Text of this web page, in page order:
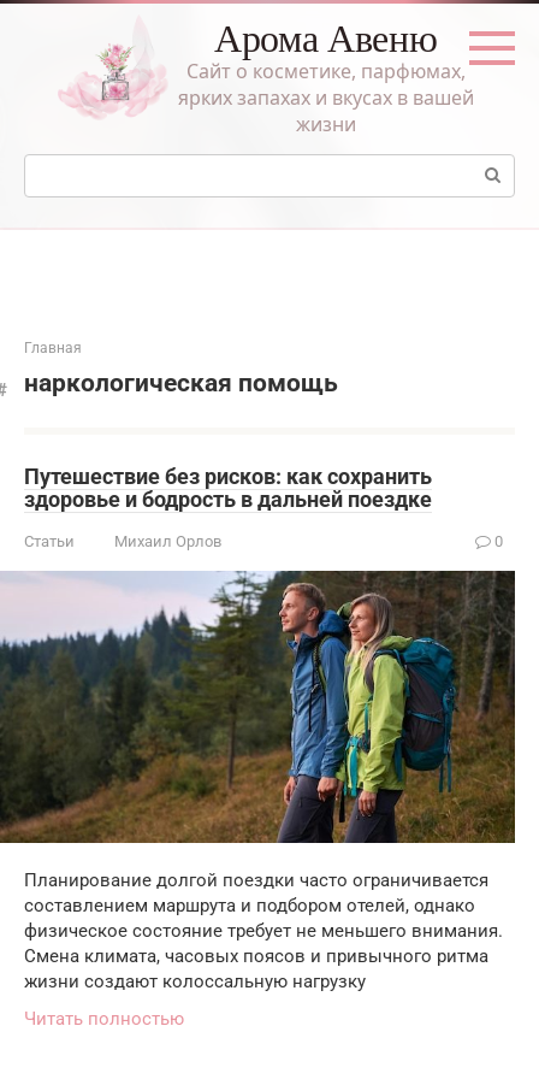
Перейти
Арома Авеню
Сайт о косметике, парфюмах,
ярких запахах и вкусах в вашей
жизни
Поиск:
Главная
наркологическая помощь
Путешествие без рисков: как сохранить
здоровье и бодрость в дальней поездке
Статьи Михаил Орлов 0
Планирование долгой поездки часто ограничивается
составлением маршрута и подбором отелей, однако
физическое состояние требует не меньшего внимания.
Смена климата, часовых поясов и привычного ритма
жизни создают колоссальную нагрузку
Читать полностью